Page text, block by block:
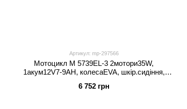
Артикул: mp-297566
Мотоцикл M 5739EL-3 2мотори35W,
1акум12V7-9AH, колесаEVA, шкір.сидіння,
6 752 грн